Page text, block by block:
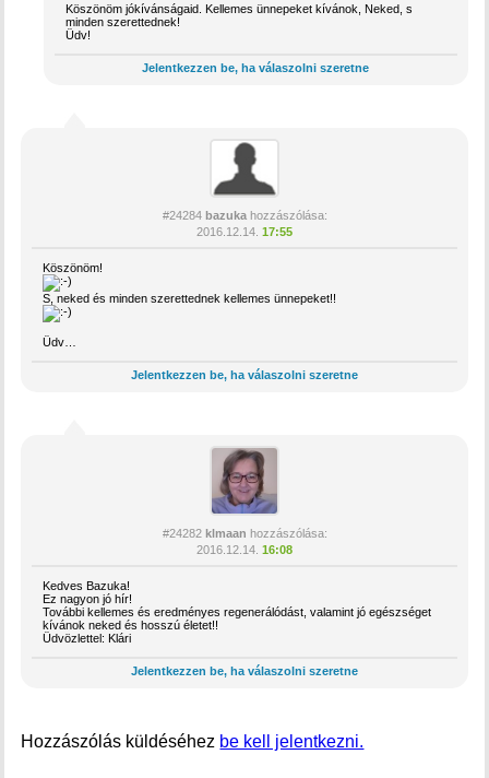
Köszönöm jókívánságaid. Kellemes ünnepeket kívánok, Neked, s
minden szerettednek!
Üdv!
Jelentkezzen be, ha válaszolni szeretne
#24284 bazukahozzászólása:
2016.12.14. 17:55
Köszönöm!
S, neked és minden szerettednek kellemes ünnepeket!!
Üdv…
Jelentkezzen be, ha válaszolni szeretne
#24282 klmaan hozzászólása:
2016.12.14. 16:08
Kedves Bazuka!
Ez nagyon jó hír!
További kellemes és eredményes regenerálódást, valamint jó egészséget
kívánok neked és hosszú életet!!
Üdvözlettel: Klári
Jelentkezzen be, ha válaszolni szeretne
Hozzászólás küldéséhez be kell jelentkezni.